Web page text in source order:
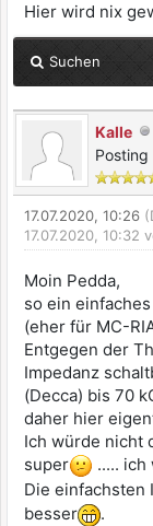
Hier wird nix
Suchen
Kalle
Posting
17.07.2020, 10:26
17.07.2020, 10:32
Moin Pedda,
so ein
(eher für MC-
Entgegen der
Impedanz
(Decca) bis 70
daher hier
Ich würde nicht
super
.....
Die einfachsten
besser
.